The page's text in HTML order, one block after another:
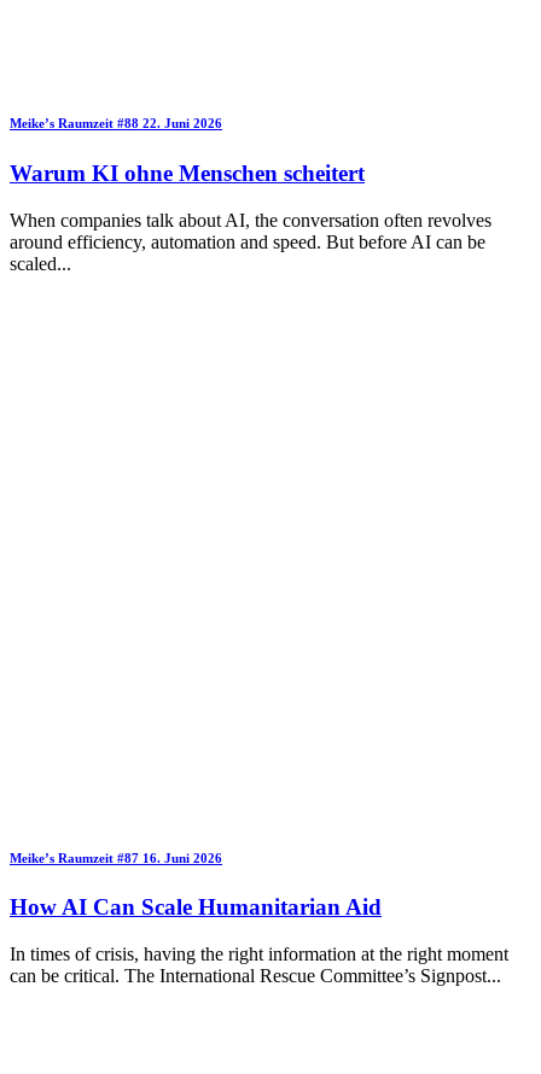
Meike’s Raumzeit #88 22. Juni 2026
Warum KI ohne Menschen scheitert
When companies talk about AI, the conversation often revolves
around efficiency, automation and speed. But before AI can be
scaled...
Meike’s Raumzeit #87 16. Juni 2026
How AI Can Scale Humanitarian Aid
In times of crisis, having the right information at the right moment
can be critical. The International Rescue Committee’s Signpost...